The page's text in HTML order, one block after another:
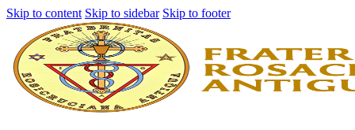
Skip to content Skip to sidebar Skip to footer